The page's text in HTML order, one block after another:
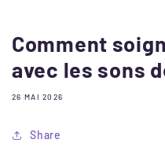
Comment
avec les sons
26 MAI 2026
Share